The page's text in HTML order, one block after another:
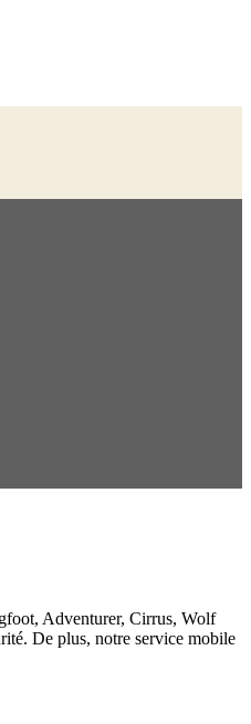
Adventurer, Cirrus, Wolf
De plus, notre service mobile